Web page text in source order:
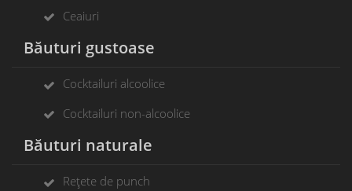
Ceaiuri
Băuturi gustoase
Cocktailuri alcoolice
Cocktailuri non-alcoolice
Băuturi naturale
Rețete de punch